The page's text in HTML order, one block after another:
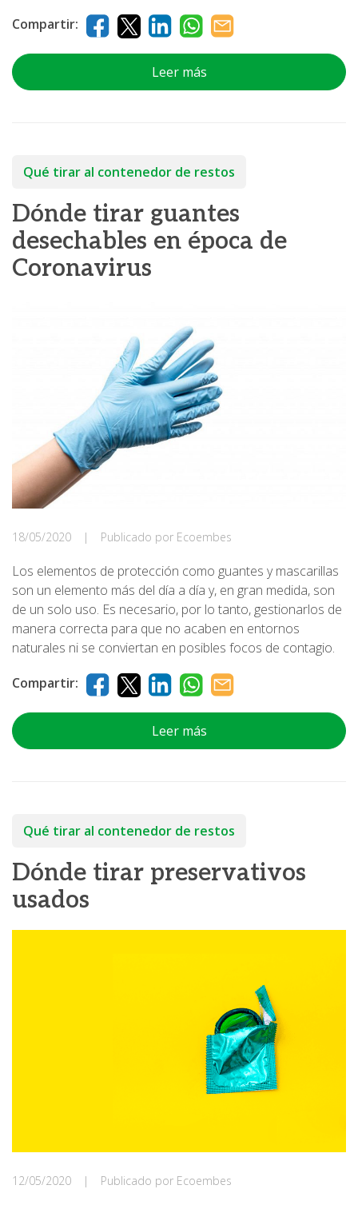
Compartir:
Leer más
Qué tirar al contenedor de restos
Dónde tirar guantes
desechables en época de
Coronavirus
18/05/2020 | Publicado por Ecoembes
Los elementos de protección como guantes y mascarillas
son un elemento más del día a día y, en gran medida, son
de un solo uso. Es necesario, por lo tanto, gestionarlos de
manera correcta para que no acaben en entornos
naturales ni se conviertan en posibles focos de contagio.
Compartir:
Leer más
Qué tirar al contenedor de restos
Dónde tirar preservativos
usados
12/05/2020 | Publicado por Ecoembes